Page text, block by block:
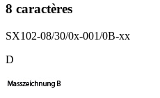
8 caractères
SX102-08/30/0x-001/0B-xx
D